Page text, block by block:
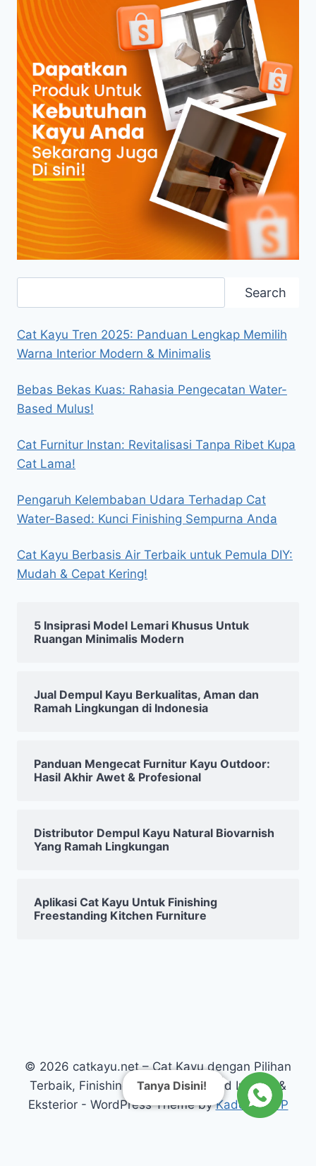
Search
Cat Kayu Tren 2025: Panduan Lengkap Memilih
Warna Interior Modern & Minimalis
Bebas Bekas Kuas: Rahasia Pengecatan Water-
Based Mulus!
Cat Furnitur Instan: Revitalisasi Tanpa Ribet Kupa
Cat Lama!
Pengaruh Kelembaban Udara Terhadap Cat
Water-Based: Kunci Finishing Sempurna Anda
Cat Kayu Berbasis Air Terbaik untuk Pemula DIY:
Mudah & Cepat Kering!
5 Insiprasi Model Lemari Khusus Untuk
Ruangan Minimalis Modern
Jual Dempul Kayu Berkualitas, Aman dan
Ramah Lingkungan di Indonesia
Panduan Mengecat Furnitur Kayu Outdoor:
Hasil Akhir Awet & Profesional
Distributor Dempul Kayu Natural Biovarnish
Yang Ramah Lingkungan
Aplikasi Cat Kayu Untuk Finishing
Freestanding Kitchen Furniture
© 2026 catkayu.net – Cat Kayu dengan Pilihan
Terbaik, Finishing Kayu Warna Solid Interior &
Eksterior - WordPress Theme byKadence WP
Tanya Disini!